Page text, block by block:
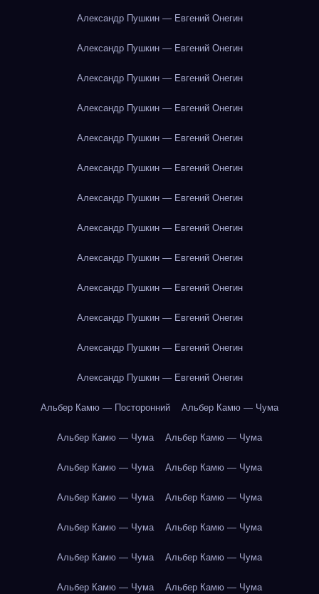
Александр Пушкин — Евгений Онегин
Александр Пушкин — Евгений Онегин
Александр Пушкин — Евгений Онегин
Александр Пушкин — Евгений Онегин
Александр Пушкин — Евгений Онегин
Александр Пушкин — Евгений Онегин
Александр Пушкин — Евгений Онегин
Александр Пушкин — Евгений Онегин
Александр Пушкин — Евгений Онегин
Александр Пушкин — Евгений Онегин
Александр Пушкин — Евгений Онегин
Александр Пушкин — Евгений Онегин
Александр Пушкин — Евгений Онегин
Альбер Камю — Посторонний Альбер Камю — Чума
Альбер Камю — Чума Альбер Камю — Чума
Альбер Камю — Чума Альбер Камю — Чума
Альбер Камю — Чума Альбер Камю — Чума
Альбер Камю — Чума Альбер Камю — Чума
Альбер Камю — Чума Альбер Камю — Чума
Альбер Камю — Чума Альбер Камю — Чума